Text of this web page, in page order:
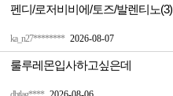
ka_n27******** 2026-08-07
펜디/로저비비에/토즈/발렌티노(3)
룰루레몬입사하고싶은데